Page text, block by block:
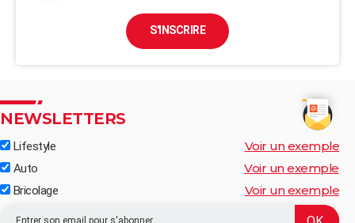
S'INSCRIRE
NEWSLETTERS
Lifestyle Voir un exemple
Auto Voir un exemple
Bricolage Voir un exemple